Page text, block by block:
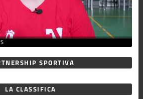
SPORTIVA
LA CLASSIFICA